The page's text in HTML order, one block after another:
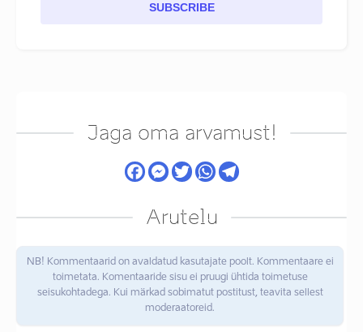
SUBSCRIBE
Jaga oma arvamust!
Arutelu
NB! Kommentaarid on avaldatud kasutajate poolt. Kommentaare ei
toimetata. Komentaaride sisu ei pruugi ühtida toimetuse
seisukohtadega. Kui märkad sobimatut postitust, teavita sellest
moderaatoreid.